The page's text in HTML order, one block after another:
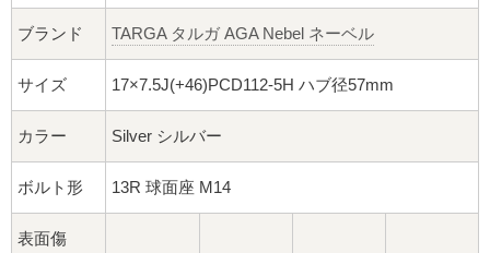
平面座ナット
ロング平面ナット
ブランド TARGA タルガ AGA Nebel ネーベル
サイズ 17×7.5J(+46)PCD112-5H ハブ径57mm
カラー Silver シルバー
ボルト形 13R 球面座 M14
表面傷